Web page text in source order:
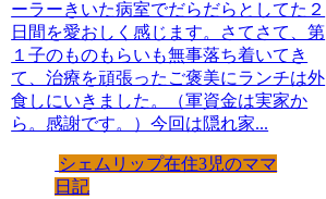
ーラーきいた病室でだらだらとしてた２
日間を愛おしく感じます。さてさて、第
１子のものもらいも無事落ち着いてき
て、治療を頑張ったご褒美にランチは外
食しにいきました。（軍資金は実家か
ら。感謝です。）今回は隠れ家...
シェムリップ在住3児のママ
日記